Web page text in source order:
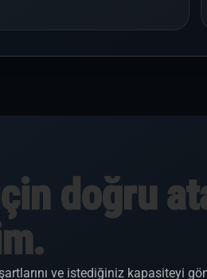
doğru
ve istediğiniz kapasiteyi